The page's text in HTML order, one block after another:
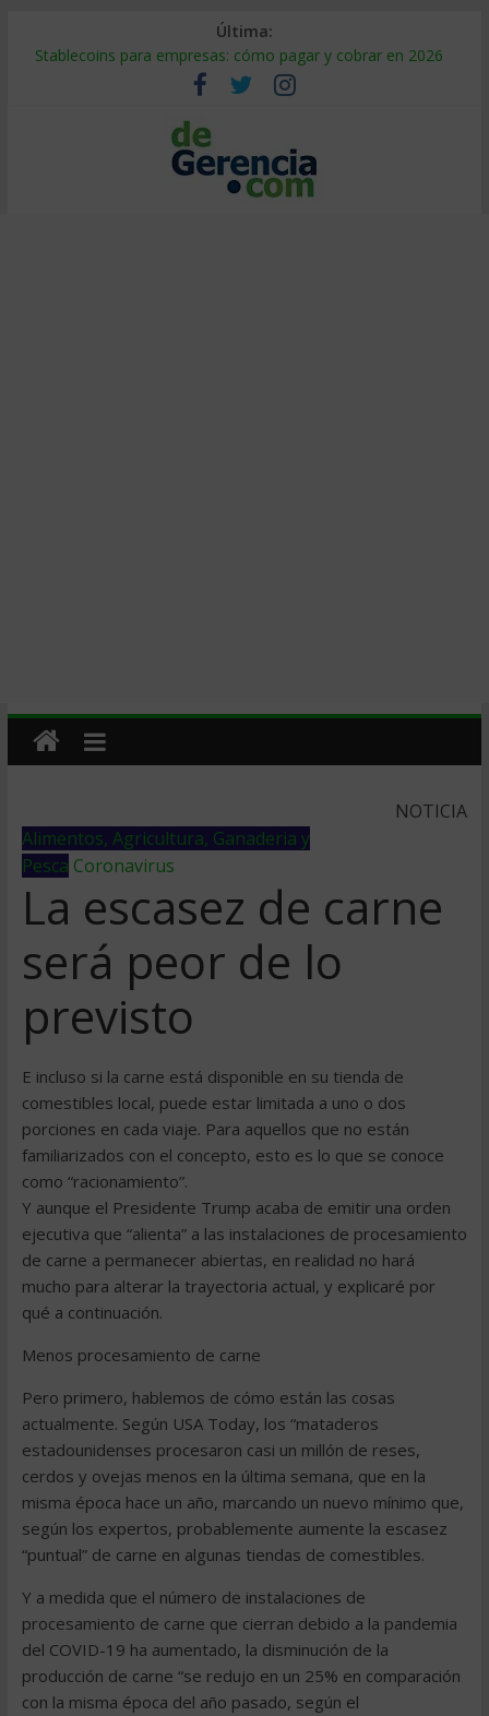
Última:
Stablecoins para empresas: cómo pagar y cobrar en 2026
Despido silencioso: qué es y por qué sale tan caro
IA en selección de personal: cómo auditarla a tiempo
Trabajo forzoso en la cadena de suministro: qué hacer
Mercado hispano de EE. UU.: cómo segmentarlo y venderle
NOTICIA
Alimentos, Agricultura, Ganaderia y
Pesca Coronavirus
La escasez de carne
será peor de lo
previsto
E incluso si la carne está disponible en su tienda de
comestibles local, puede estar limitada a uno o dos
porciones en cada viaje. Para aquellos que no están
familiarizados con el concepto, esto es lo que se conoce
como “racionamiento”.
Y aunque el Presidente Trump acaba de emitir una orden
ejecutiva que “alienta” a las instalaciones de procesamiento
de carne a permanecer abiertas, en realidad no hará
mucho para alterar la trayectoria actual, y explicaré por
qué a continuación.
Menos procesamiento de carne
Pero primero, hablemos de cómo están las cosas
actualmente. Según USA Today, los “mataderos
estadounidenses procesaron casi un millón de reses,
cerdos y ovejas menos en la última semana, que en la
misma época hace un año, marcando un nuevo mínimo que,
según los expertos, probablemente aumente la escasez
“puntual” de carne en algunas tiendas de comestibles.
Y a medida que el número de instalaciones de
procesamiento de carne que cierran debido a la pandemia
del COVID-19 ha aumentado, la disminución de la
producción de carne “se redujo en un 25% en comparación
con la misma época del año pasado, según el